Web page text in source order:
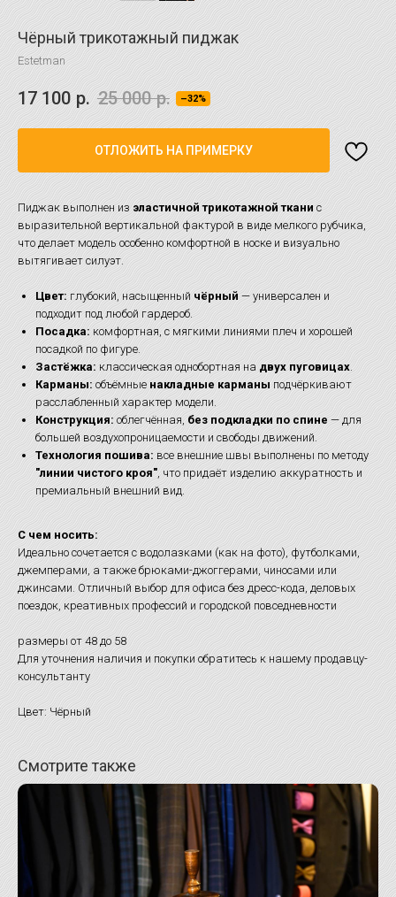
Чёрный трикотажный пиджак
Estetman
17 100 р. 25 000 р. –32%
ОТЛОЖИТЬ НА ПРИМЕРКУ
Пиджак выполнен из эластичной трикотажной ткани с
выразительной вертикальной фактурой в виде мелкого рубчика,
что делает модель особенно комфортной в носке и визуально
вытягивает силуэт.
Цвет: глубокий, насыщенный чёрный — универсален и
подходит под любой гардероб.
Посадка: комфортная, с мягкими линиями плеч и хорошей
посадкой по фигуре.
Застёжка:классическая однобортная на двух пуговицах.
Карманы: объёмные накладные карманыподчёркивают
расслабленный характер модели.
Конструкция: облегчённая, без подкладки по спине — для
большей воздухопроницаемости и свободы движений.
Технология пошива:все внешние швы выполнены по методу
"линии чистого кроя", что придаёт изделию аккуратность и
премиальный внешний вид.
С чем носить:
Идеально сочетается с водолазками (как на фото), футболками,
джемперами, а также брюками-джоггерами, чиносами или
джинсами. Отличный выбор для офиса без дресс-кода, деловых
поездок, креативных профессий и городской повседневности
размеры от 48 до 58
Для уточнения наличия и покупки обратитесь к нашему продавцу-
консультанту
Цвет: Чёрный
Смотрите также